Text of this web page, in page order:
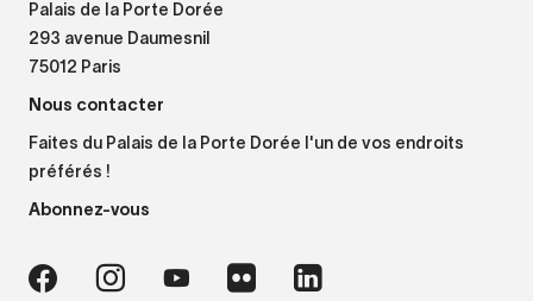
Palais de la Porte Dorée
293 avenue Daumesnil
75012 Paris
Nous contacter
Faites du Palais de la Porte Dorée l'un de vos endroits
préférés !
Abonnez-vous